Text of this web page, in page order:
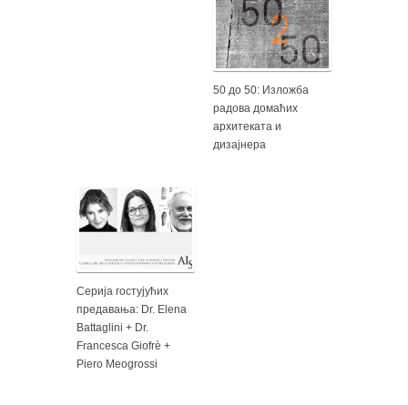
50 до 50: Изложба
радова домаћих
архитеката и
дизајнера
Серија гостујућих
предавања: Dr. Elenа
Battaglini + Dr.
Francesca Giofrè +
Piero Meogrossi